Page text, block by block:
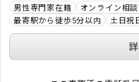
男性専門家在籍 オンライン相
最寄駅から徒歩5分以内
土日祝